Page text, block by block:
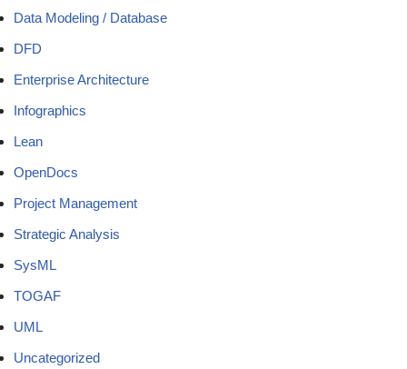
Data Modeling / Database
DFD
Enterprise Architecture
Infographics
Lean
OpenDocs
Project Management
Strategic Analysis
SysML
TOGAF
UML
Uncategorized